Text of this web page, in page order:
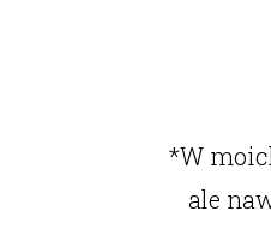
*W
ale